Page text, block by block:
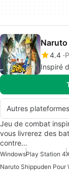
4.4
Inspiré
Autres plateformes
Jeu de combat
vous livrerez des
contre…
WindowsPlay Station 4
Naruto Shippuden Pour